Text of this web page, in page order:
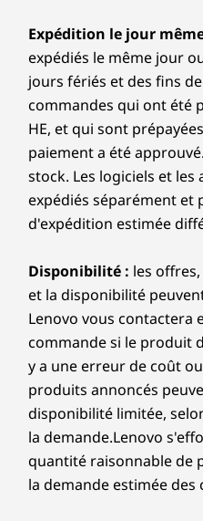
plus
Accompagné d'un stylo
PRÊT POUR
Conçu
Restez à l’épreuve
Connectivité
Ports/Fentes
Côté droit :
USB-A (USB 5 Gbit/s),
USB-A (USB 5 Gbit/s)
Lecteur de carte MicroSD
Côté gauche :
USB-C®(USB 5 Gbit/s)
DisplayPort™ 1.2
USB-C (USB 5 Gbit/s)
Combinaison casque/
Les vitesses de transfert des
et dépendent de nombreux
traitement des appareils
des fichiers, la configuration
Comparer
Explorer tout
It sure does. This is a
optimized for next-level
Intel®Core™ Ultra
Neural Processing Unit
computations. From
enhanced video calls
the onboard AI helps
harder, handling
ease.
Expédition le jour
expédiés le même jour
jours fériés et des fins
commandes qui ont été
HE, et qui sont
paiement a été
stock. Les logiciels et les
expédiés séparément et
d'expédition estimée
Disponibilité : les
et la disponibilité
Lenovo vous contactera
commande si le produit
y a une erreur de coût
produits annoncés
disponibilité limitée,
la demande.Lenovo
quantité raisonnable de
la demande estimée